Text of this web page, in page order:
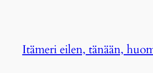
Itämeri eilen, tänään,